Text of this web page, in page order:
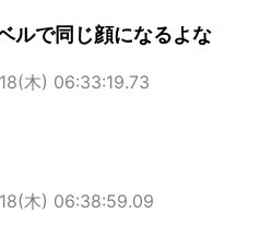
ルで同じ顔になるよな
木) 06:33:19.73
木) 06:38:59.09